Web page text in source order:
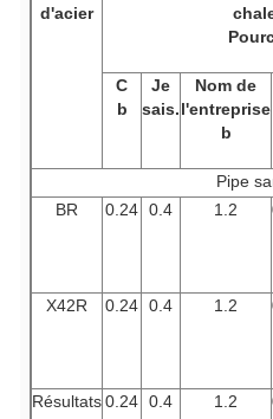
d'acier
C
b
Je
sais.
Nom de
l'entreprise
b
Pipe
BR
0.24 0.4 1.2
X42R
0.24 0.4 1.2
Résultats0.24 0.4 1.2